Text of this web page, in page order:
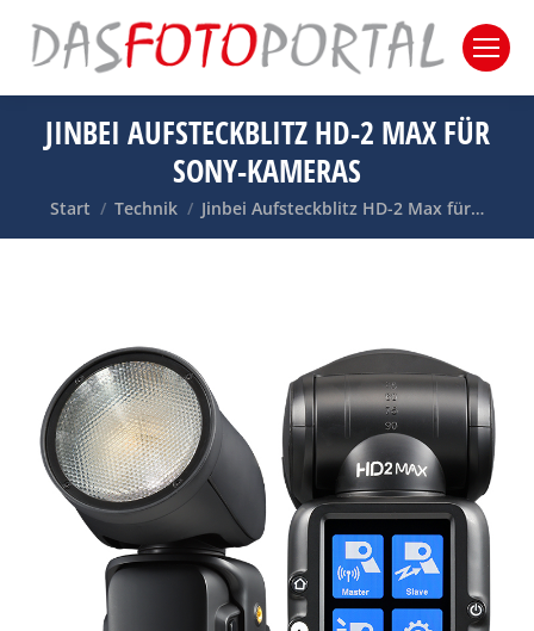
JINBEI AUFSTECKBLITZ HD-2 MAX FÜR
SONY-KAMERAS
Sie befinden sich hier:
Start Technik Jinbei Aufsteckblitz HD-2 Max für…